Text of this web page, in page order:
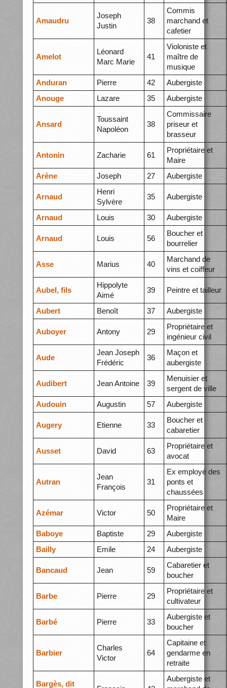
Amaudru
Joseph
Justin
38
Commis
marchand et
cafetier
Amelot
Léonard
Marc Marie
41
Violoniste et
maître de
musique
Anduran
Pierre 42
Aubergiste
Anouge
Lazare 35 Aubergiste
Ansard
Toussaint
Napoléon
38
Commissaire
priseur et
brasseur
Antonin Zacharie 61
Propriétaire et
Maire
Arène
Joseph 27 Aubergiste
Arnaud
Henri
Sylvère
35 Aubergiste
Arnaud Louis 30 Aubergiste
Arnaud Louis 56
Boucher et
bourrelier
Asse Marius 40
Marchand de
vins et coiffeur
Aubel, fils
Hippolyte
Aimé
39 Peintre et tailleur
Aubert Benoît 37 Aubergiste
Auboyer Antony 29
Propriétaire et
ingénieur civil
Aude
Jean Joseph
Frédéric
36
Maçon et
aubergiste
Audibert Jean Antoine 39
Menuisier et
sergent de ville
Audouin
Augustin 57 Aubergiste
Augery Etienne 33
Boucher et
cabaretier
Ausset David 63
Propriétaire et
avocat
Autran
Jean
François
31
Ex employé des
ponts et
chaussées
Azémar Victor 50
Propriétaire et
Maire
Baboye
Baptiste 29
Aubergiste
Bailly
Emile 24 Aubergiste
Bancaud Jean 59
Cabaretier et
boucher
Barbe Pierre 29
Propriétaire et
cultivateur
Barbé Pierre 33
Aubergiste et
boucher
Barbier
Charles
Victor
64
Capitaine et
gendarme en
retraite
Bargès, dit
Aubergiste et